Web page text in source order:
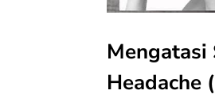
Mengatasi
Headache